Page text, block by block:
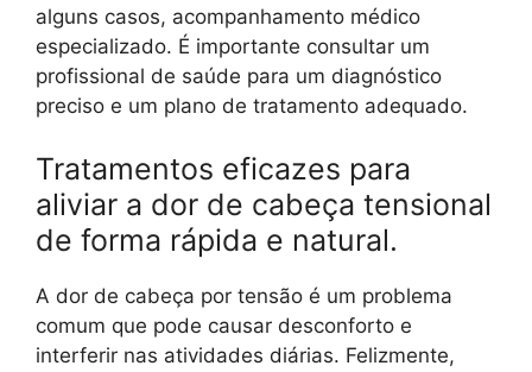
alguns casos, acompanhamento médico
especializado. É importante consultar um
profissional de saúde para um diagnóstico
preciso e um plano de tratamento adequado.
Tratamentos eficazes para
aliviar a dor de cabeça tensional
de forma rápida e natural.
A dor de cabeça por tensão é um problema
comum que pode causar desconforto e
interferir nas atividades diárias. Felizmente,